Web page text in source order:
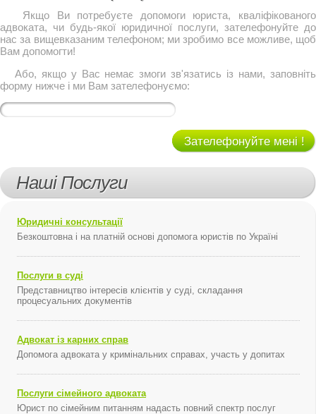
Якщо Ви потребуєте допомоги юриста, кваліфікованого
адвоката, чи будь-якої юридичної послуги, зателефонуйте до
нас за вищевказаним телефоном; ми зробимо все можливе, щоб
Вам допомогти!
Або, якщо у Вас немає змоги зв'язатись із нами, заповніть
форму нижче і ми Вам зателефонуємо:
Зателефонуйте мені !
Наші Послуги
Юридичні консультації
Безкоштовна і на платній основі допомога юристів по Україні
Послуги в суді
Представництво інтересів клієнтів у суді, складання
процесуальних документів
Адвокат із карних справ
Допомога адвоката у кримінальних справах, участь у допитах
Послуги сімейного адвоката
Юрист по сімейним питанням надасть повний спектр послуг